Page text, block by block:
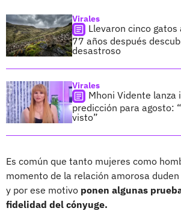
Virales
Llevaron cinco
77 años después
desastroso
Virales
Mhoni Vidente lanza
predicción para agosto:
visto”
Es común que tanto mujeres como
momento de la relación amorosa
y por ese motivo ponen algunas
fidelidad del cónyuge.